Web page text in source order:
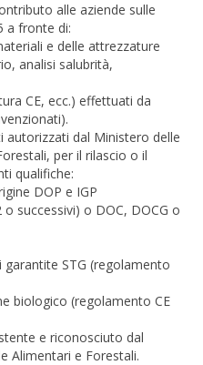
alle aziende sulle
a fronte di:
e delle attrezzature
analisi salubrità,
CE, ecc.) effettuati da
autorizzati dal Ministero delle
per il rilascio o il
qualifiche:
DOP e IGP
successivi) o DOC, DOCG o
STG (regolamento
(regolamento CE
e riconosciuto dal
Alimentari e Forestali.